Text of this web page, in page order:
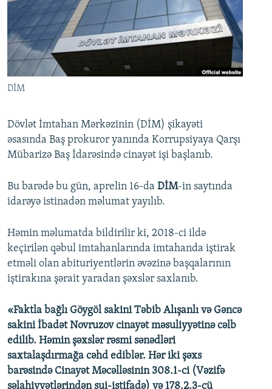
FOTOQALEREYA
İNFOQRAFIKA
KARIKATURA
AZƏRBAYCAN ƏDƏBIYYATI KITABXANASI
İSLAM VƏ DEMOKRATIYA
HAQQIMIZDA
MISSIYAMIZ
PEŞƏ ETIKASI VƏ JURNALISTIKA STANDARTLARIMIZ
BIZIMLƏ ƏLAQƏ
XƏBƏR BÜLLETENLƏRIMIZ
BIZI IZLƏ
DİM
Dövlət İmtahan Mərkəzinin (DİM) şikayəti
əsasında Baş prokuror yanında Korrupsiyaya Qarşı
Mübarizə Baş İdarəsində cinayət işi başlanıb.
Bu barədə bu gün, aprelin 16-da DİM-in saytında
idarəyə istinadən məlumat yayılıb.
Həmin məlumatda bildirilir ki, 2018-ci ildə
keçirilən qəbul imtahanlarında imtahanda iştirak
etməli olan abituriyentlərin əvəzinə başqalarının
iştirakına şərait yaradan şəxslər saxlanıb.
«Faktla bağlı Göygöl sakini Təbib Alışanlı və Gəncə
sakini İbadət Novruzov cinayət məsuliyyətinə cəlb
edilib. Həmin şəxslər rəsmi sənədləri
saxtalaşdırmağa cəhd ediblər. Hər iki şəxs
barəsində Cinayət Məcəlləsinin 308.1-ci (Vəzifə
səlahiyyətlərindən sui-istifadə) və 178.2.3-cü